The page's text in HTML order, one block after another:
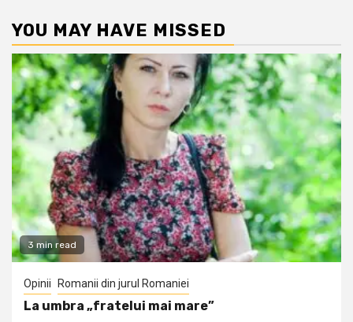
YOU MAY HAVE MISSED
3 min read
Opinii Romanii din jurul Romaniei
La umbra „fratelui mai mare”